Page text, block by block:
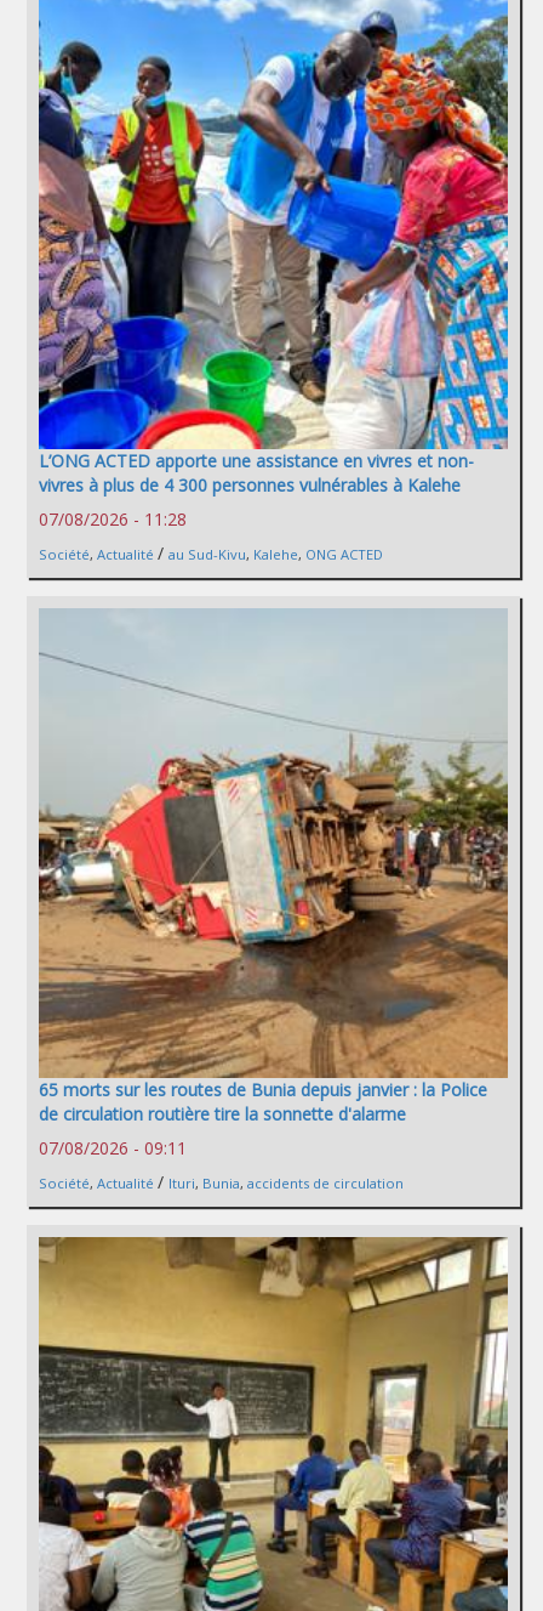
L’ONG ACTED apporte une assistance en vivres et non-
vivres à plus de 4 300 personnes vulnérables à Kalehe
07/08/2026 - 11:28
Société, Actualité / au Sud-Kivu, Kalehe, ONG ACTED
65 morts sur les routes de Bunia depuis janvier : la Police
de circulation routière tire la sonnette d'alarme
07/08/2026 - 09:11
Société, Actualité / Ituri, Bunia, accidents de circulation